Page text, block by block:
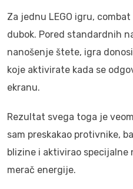
Za jednu LEGO igru,
dubok. Pored standardnih
nanošenje štete, igra
koje aktivirate kada se
ekranu.
Rezultat svega toga je
sam preskakao protivnike,
blizine i aktivirao specijalne
merač energije.